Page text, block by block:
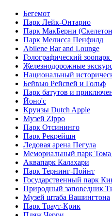
Бегемот
Парк Лейк-Онтарио
Парк МакБерни
Парк Мелисса Пенфилд
Abilene Bar and Lounge
Голографический
Железнодорожные
Национальный
Бейвью Рейсвей и Гольф
Парк батутов и
Йоно'с
Круизы Dutch Apple
Музей Zippo
Парк Отсининго
Парк Рекрейшн
Ледовая арена Пегула
Мемориальный парк Тома
Аквапарк Калахари
Парк Тернинг-Пойнт
Государственный парк
Природный заповедник
Музей штаба Вашингтона
Парк Траут-Крик